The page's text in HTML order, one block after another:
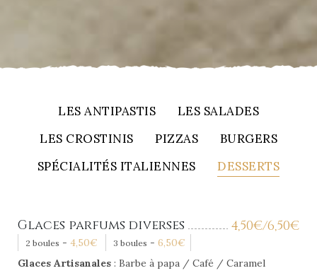
LES ANTIPASTIS
LES SALADES
LES CROSTINIS
PIZZAS
BURGERS
SPÉCIALITÉS ITALIENNES
DESSERTS
4,50€/6,50€
Glaces parfums diverses
2 boules - 4,50€ 3 boules - 6,50€
Glaces Artisanales : Barbe à papa / Café / Caramel